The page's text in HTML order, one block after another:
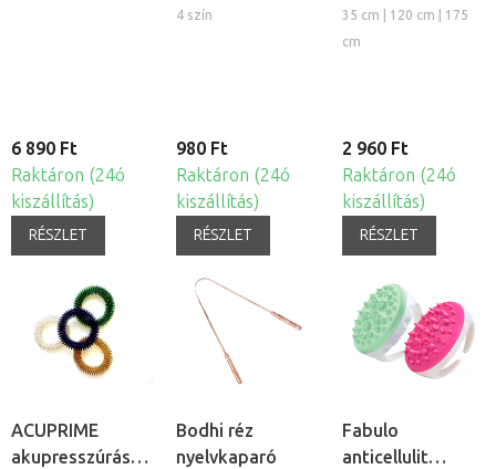
6 890 Ft
Raktáron (24ó
kiszállítás)
RÉSZLET
masszázs gyűrű
4 szín
980 Ft
Raktáron (24ó
kiszállítás)
RÉSZLET
akupresszúrás
masszázs
35 cm | 120 cm | 175
cm
2 960 Ft
Raktáron (24ó
kiszállítás)
RÉSZLET
ACUPRIME
akupresszúrás
Bodhi réz
nyelvkaparó
Fabulo
anticellulit